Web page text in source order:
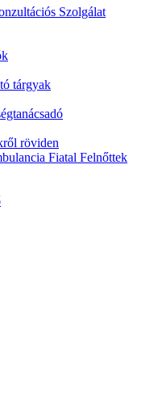
Szolgálat
tárgyak
röviden
Fiatal Felnőttek